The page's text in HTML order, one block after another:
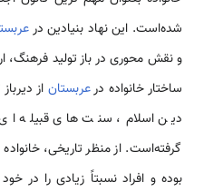
شده‌است. این نهاد بنیادین در
و نقش محوری در باز تولید
ساختار خانواده درعربستان از
دین اسلام، سنت های قبیله ای
گرفته‌است. از منظر تاریخی،
بوده و افراد نسبتاً زیادی را در